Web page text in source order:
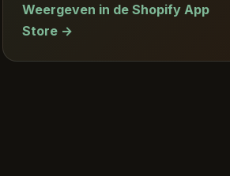
Weergeven in de Shopify App
Store →